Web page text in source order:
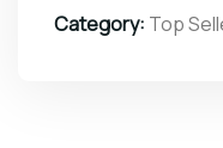
Category: Top